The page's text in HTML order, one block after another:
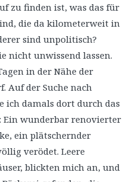
zu finden ist, was das für
die da kilometerweit in
sind unpolitisch?
nicht unwissend lassen.
in der Nähe der
Auf der Suche nach
ich damals dort durch das
Ein wunderbar renovierter
ein plätschernder
verödet. Leere
blickten mich an, und